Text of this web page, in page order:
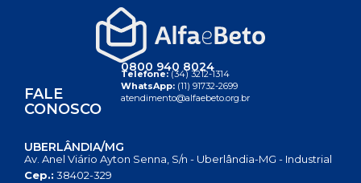
FALE
CONOSCO
0800 940 8024
Telefone:(34) 3212-1314
WhatsApp: (11) 91732-2699
atendimento@alfaebeto.org.br
UBERLÂNDIA/MG
Av. Anel Viário Ayton Senna, S/n - Uberlândia-MG - Industrial
Cep.: 38402-329